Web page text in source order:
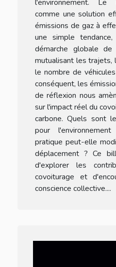
l'environnement. Le
comme une solution
émissions de gaz à
une simple
démarche globale
mutualisant les trajets,
le nombre de
conséquent, les
de réflexion nous
sur l'impact réel du
carbone. Quels sont
pour
pratique peut-elle
déplacement ? Ce
d'explorer les
covoiturage et
conscience collective....